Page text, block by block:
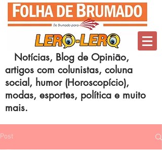
Notícias, Blog de Opinião,
artigos com colunistas, coluna
social, humor (Horoscopício),
modas, esportes, política e muito
mais.
Post